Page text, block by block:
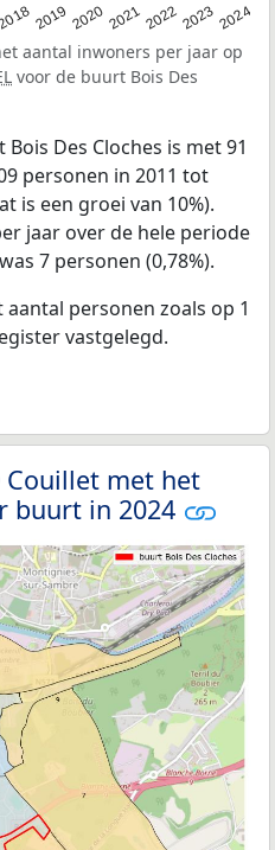
2019 20202021202220232024
aantal inwoners per jaar op
voor de buurt Bois Des
Des Cloches is met 91
personen in 2011 tot
is een groei van 10%).
jaar over de hele periode
7 personen (0,78%).
personen zoals op 1
vastgelegd.
Couillet met het
buurt in 2024